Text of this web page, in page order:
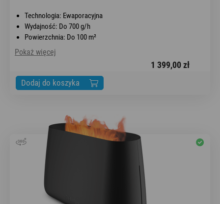
Technologia: Ewaporacyjna
Wydajność: Do 700 g/h
Powierzchnia: Do 100 m²
Pokaż więcej
1 399,00 zł
Dodaj do koszyka